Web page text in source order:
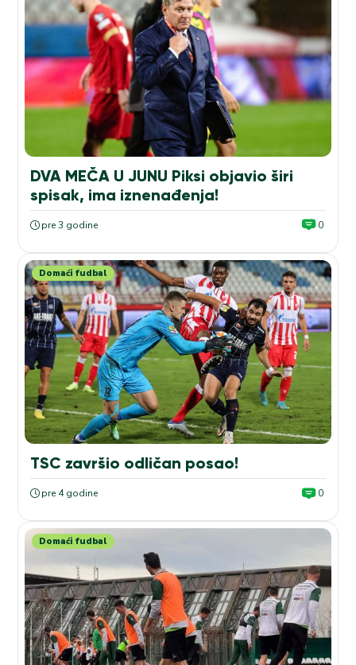
DVA MEČA U JUNU Piksi objavio širi
spisak, ima iznenađenja!
pre 3 godine 0
Domaći fudbal
TSC završio odličan posao!
pre 4 godine 0
Domaći fudbal